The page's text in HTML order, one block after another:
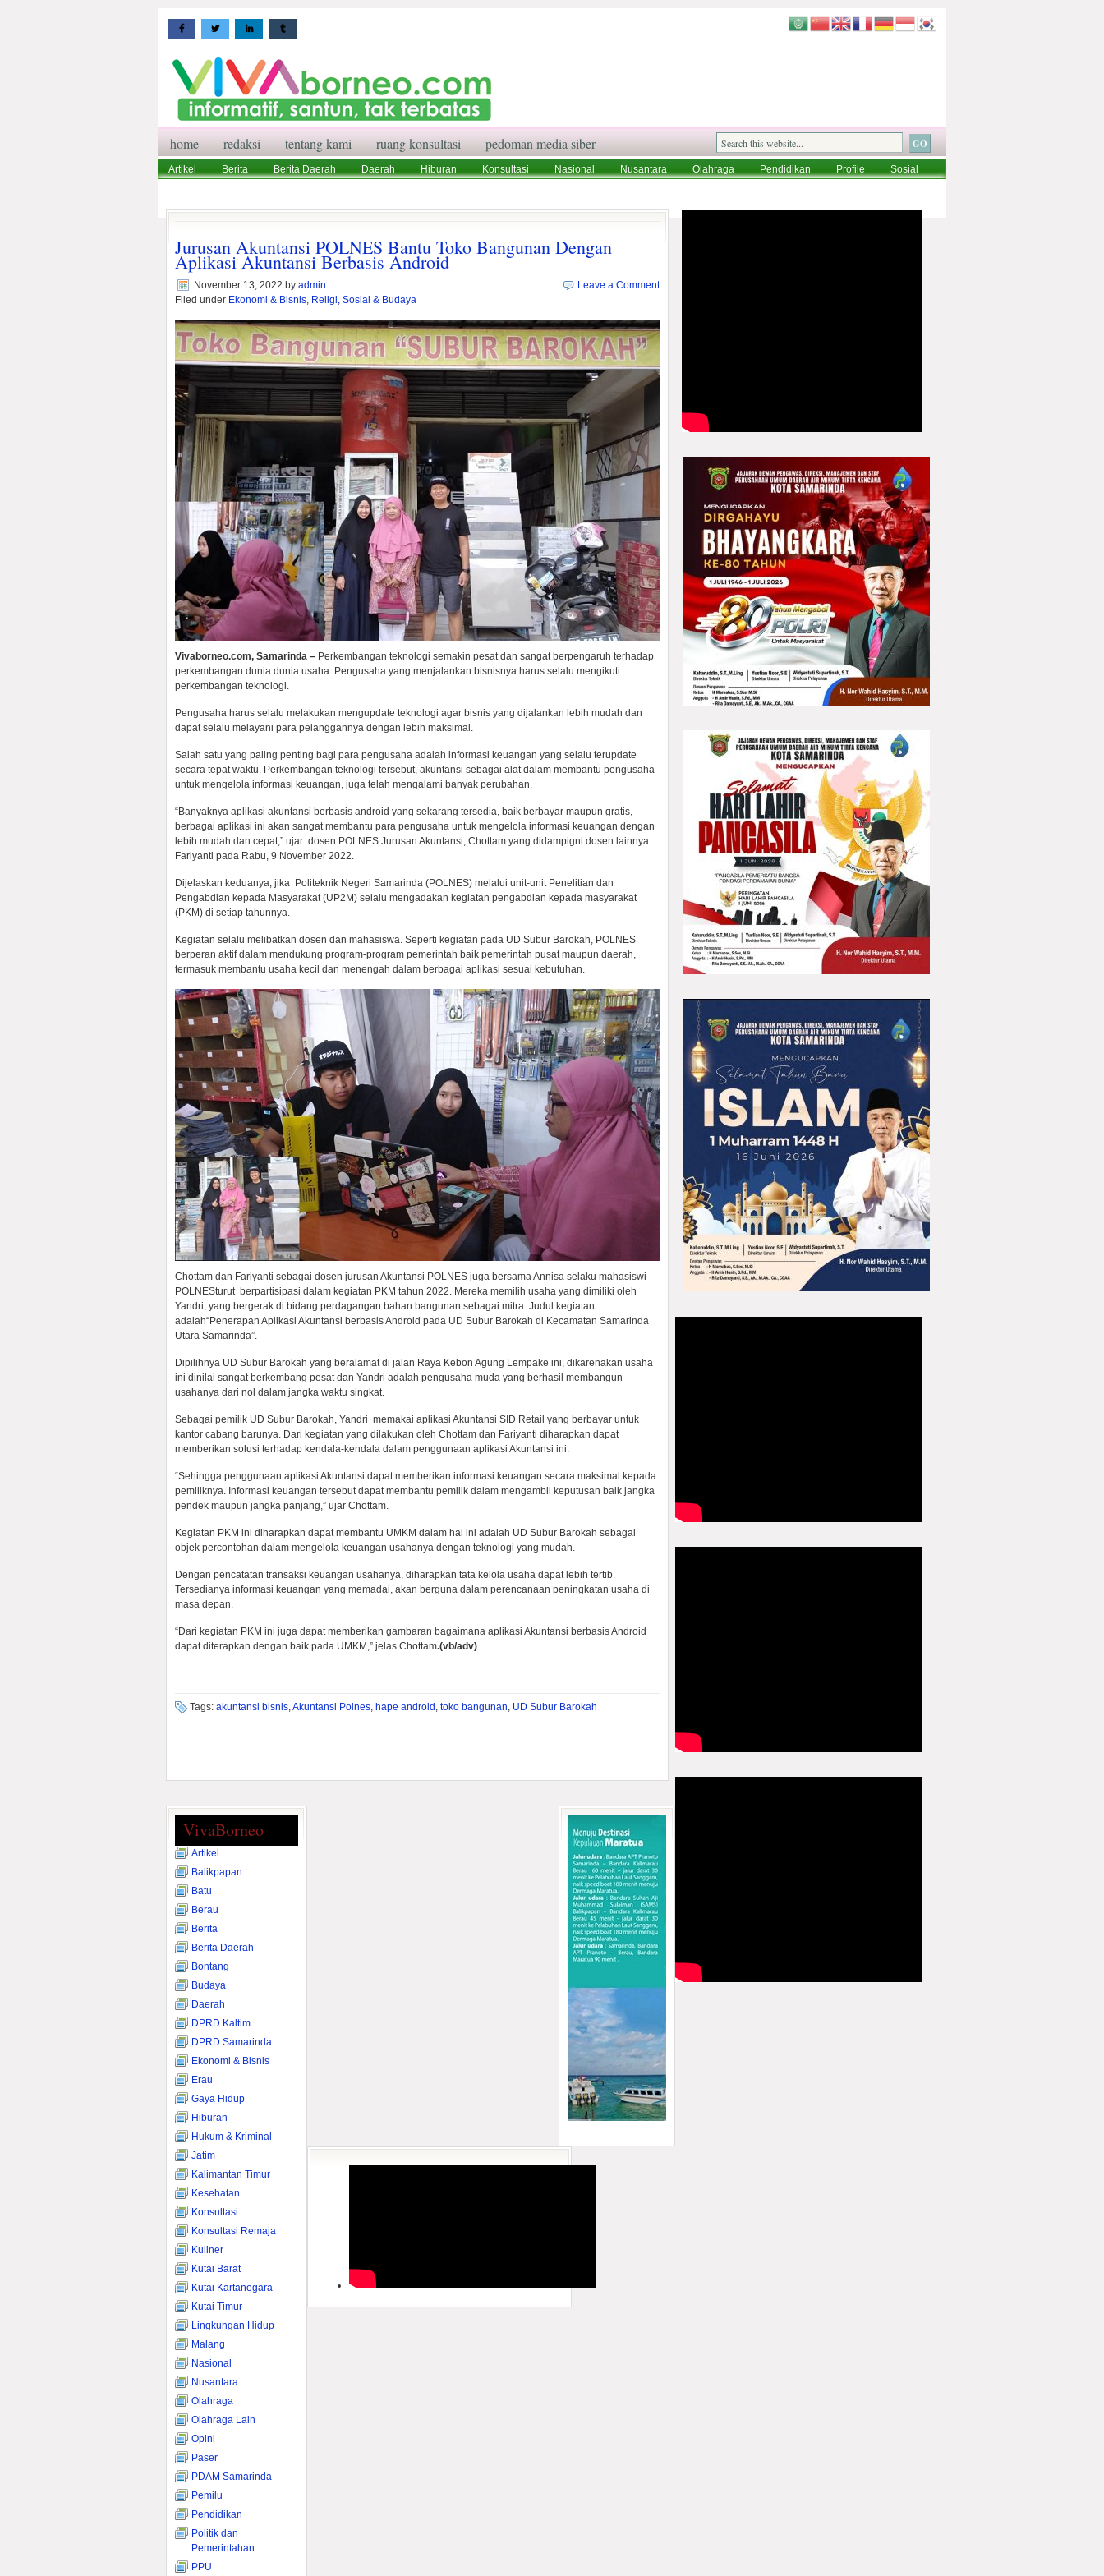
home redaksi tentang kami ruang konsultasi pedoman media siber
Artikel Berita Berita Daerah Daerah Hiburan Konsultasi Nasional Nusantara Olahraga Pendidikan Profile
Sosial
Jurusan Akuntansi POLNES Bantu Toko Bangunan Dengan
Aplikasi Akuntansi Berbasis Android
November 13, 2022 by admin
Filed under Ekonomi & Bisnis, Religi, Sosial & Budaya
Leave a Comment
Vivaborneo.com, Samarinda – Perkembangan teknologi semakin pesat dan sangat berpengaruh terhadap
perkembangan dunia dunia usaha. Pengusaha yang menjalankan bisnisnya harus selalu mengikuti
perkembangan teknologi.
Pengusaha harus selalu melakukan mengupdate teknologi agar bisnis yang dijalankan lebih mudah dan
dapat selalu melayani para pelanggannya dengan lebih maksimal.
Salah satu yang paling penting bagi para pengusaha adalah informasi keuangan yang selalu terupdate
secara tepat waktu. Perkembangan teknologi tersebut, akuntansi sebagai alat dalam membantu pengusaha
untuk mengelola informasi keuangan, juga telah mengalami banyak perubahan.
“Banyaknya aplikasi akuntansi berbasis android yang sekarang tersedia, baik berbayar maupun gratis,
berbagai aplikasi ini akan sangat membantu para pengusaha untuk mengelola informasi keuangan dengan
lebih mudah dan cepat,” ujar dosen POLNES Jurusan Akuntansi, Chottam yang didampigni dosen lainnya
Fariyanti pada Rabu, 9 November 2022.
Dijelaskan keduanya, jika Politeknik Negeri Samarinda (POLNES) melalui unit-unit Penelitian dan
Pengabdian kepada Masyarakat (UP2M) selalu mengadakan kegiatan pengabdian kepada masyarakat
(PKM) di setiap tahunnya.
Kegiatan selalu melibatkan dosen dan mahasiswa. Seperti kegiatan pada UD Subur Barokah, POLNES
berperan aktif dalam mendukung program-program pemerintah baik pemerintah pusat maupun daerah,
termasuk membantu usaha kecil dan menengah dalam berbagai aplikasi sesuai kebutuhan.
Chottam dan Fariyanti sebagai dosen jurusan Akuntansi POLNES juga bersama Annisa selaku mahasiswi
POLNESturut berpartisipasi dalam kegiatan PKM tahun 2022. Mereka memilih usaha yang dimiliki oleh
Yandri, yang bergerak di bidang perdagangan bahan bangunan sebagai mitra. Judul kegiatan
adalah“Penerapan Aplikasi Akuntansi berbasis Android pada UD Subur Barokah di Kecamatan Samarinda
Utara Samarinda”.
Dipilihnya UD Subur Barokah yang beralamat di jalan Raya Kebon Agung Lempake ini, dikarenakan usaha
ini dinilai sangat berkembang pesat dan Yandri adalah pengusaha muda yang berhasil membangun
usahanya dari nol dalam jangka waktu singkat.
Sebagai pemilik UD Subur Barokah, Yandri memakai aplikasi Akuntansi SID Retail yang berbayar untuk
kantor cabang barunya. Dari kegiatan yang dilakukan oleh Chottam dan Fariyanti diharapkan dapat
memberikan solusi terhadap kendala-kendala dalam penggunaan aplikasi Akuntansi ini.
“Sehingga penggunaan aplikasi Akuntansi dapat memberikan informasi keuangan secara maksimal kepada
pemiliknya. Informasi keuangan tersebut dapat membantu pemilik dalam mengambil keputusan baik jangka
pendek maupun jangka panjang,” ujar Chottam.
Kegiatan PKM ini diharapkan dapat membantu UMKM dalam hal ini adalah UD Subur Barokah sebagai
objek percontohan dalam mengelola keuangan usahanya dengan teknologi yang mudah.
Dengan pencatatan transaksi keuangan usahanya, diharapkan tata kelola usaha dapat lebih tertib.
Tersedianya informasi keuangan yang memadai, akan berguna dalam perencanaan peningkatan usaha di
masa depan.
“Dari kegiatan PKM ini juga dapat memberikan gambaran bagaimana aplikasi Akuntansi berbasis Android
dapat diterapkan dengan baik pada UMKM,” jelas Chottam.(vb/adv)
Tags: akuntansi bisnis,Akuntansi Polnes, hape android , toko bangunan, UD Subur Barokah
VivaBorneo
Artikel
Balikpapan
Batu
Berau
Berita
Berita Daerah
Bontang
Budaya
Daerah
DPRD Kaltim
DPRD Samarinda
Ekonomi & Bisnis
Erau
Gaya Hidup
Hiburan
Hukum & Kriminal
Jatim
Kalimantan Timur
Kesehatan
Konsultasi
Konsultasi Remaja
Kuliner
Kutai Barat
Kutai Kartanegara
Kutai Timur
Lingkungan Hidup
Malang
Nasional
Nusantara
Olahraga
Olahraga Lain
Opini
Paser
PDAM Samarinda
Pemilu
Pendidikan
Politik dan
Pemerintahan
PPU